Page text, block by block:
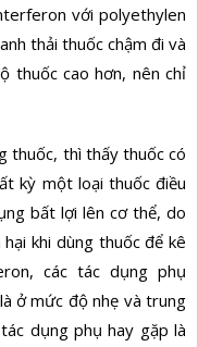
với polyethylen
thải thuốc chậm đi và
thuốc cao hơn, nên chỉ
thuốc, thì thấy thuốc có
kỳ một loại thuốc điều
bất lợi lên cơ thể, do
khi dùng thuốc để kê
các tác dụng phụ
ở mức độ nhẹ và trung
dụng phụ hay gặp là